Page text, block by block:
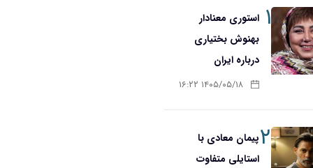
۱ استوری معنادار
بهنوش بختیاری
درباره ایران
۱۴۰۵/۰۵/۱۸ ۱۶:۲۲
۲پیمان معادی با
استایلی متفاوت